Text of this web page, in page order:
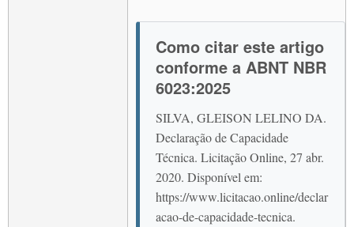
Como citar este artigo
conforme a ABNT NBR
6023:2025
SILVA, GLEISON LELINO DA.
Declaração de Capacidade
Técnica. Licitação Online, 27 abr.
2020. Disponível em:
https://www.licitacao.online/declar
acao-de-capacidade-tecnica.